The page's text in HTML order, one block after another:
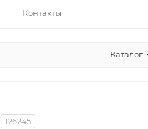
Контакты
Каталог
126245